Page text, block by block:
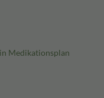
Medikationsplan